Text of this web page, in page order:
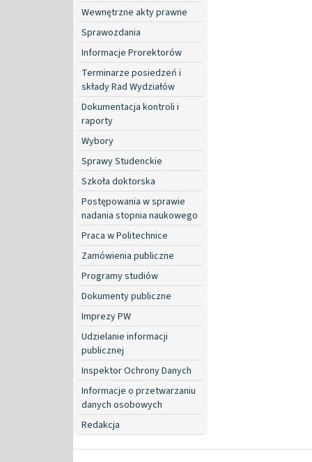
Wewnętrzne akty prawne
Sprawozdania
Informacje Prorektorów
Terminarze posiedzeń i
składy Rad Wydziałów
Dokumentacja kontroli i
raporty
Wybory
Sprawy Studenckie
Szkoła doktorska
Postępowania w sprawie
nadania stopnia naukowego
Praca w Politechnice
Zamówienia publiczne
Programy studiów
Dokumenty publiczne
Imprezy PW
Udzielanie informacji
publicznej
Inspektor Ochrony Danych
Informacje o przetwarzaniu
danych osobowych
Redakcja